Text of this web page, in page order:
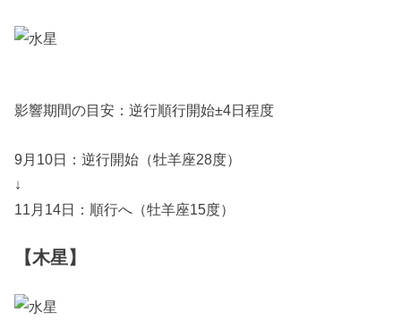
影響期間の目安：逆行順行開始±4日程度
9月10日：逆行開始（牡羊座28度）
↓
11月14日：順行へ（牡羊座15度）
【木星】